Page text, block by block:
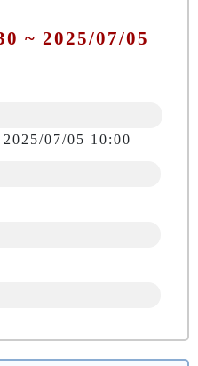
~ 2025/07/05
07/05 10:00